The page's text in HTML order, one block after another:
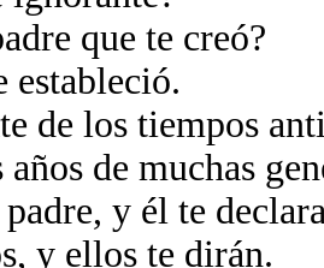
que te creó?
estableció.
de los tiempos
de muchas
padre, y él te
y ellos te dirán.